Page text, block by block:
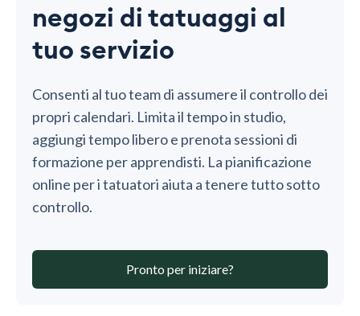
negozi di tatuaggi al
tuo servizio
Consenti al tuo team di assumere il controllo dei
propri calendari. Limita il tempo in studio,
aggiungi tempo libero e prenota sessioni di
formazione per apprendisti. La pianificazione
online per i tatuatori aiuta a tenere tutto sotto
controllo.
Pronto per iniziare?